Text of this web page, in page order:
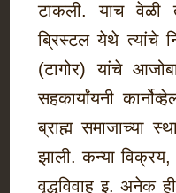
टाकली. याच
ब्रिस्टल येथे त्यांचे
(टागोर) यांचे
सहकार्यांयनी
ब्राह्म समाजाच्या
झाली. कन्या विक्रय,
वृद्धविवाह इ. अनेक